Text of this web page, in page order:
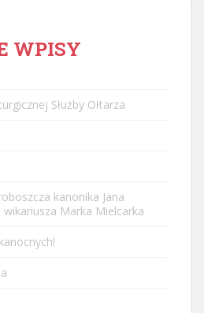
WPISY
Służby Ołtarza
kanonika Jana
Marka Mielcarka